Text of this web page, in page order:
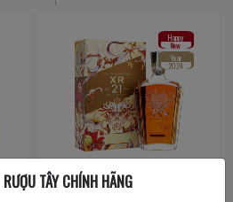
Happy
New
Year
2024
John Walker & Sons Xr 21
TÂY CHÍNH HÃNG